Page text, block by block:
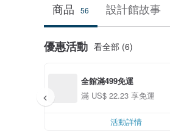
商品 56 設計館故事
優惠活動 看全部 (6)
全館滿499免運
滿 US$ 22.23 享免運
活動詳情